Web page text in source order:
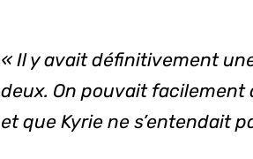
« Il y avait définitivement
deux. On pouvait
et que Kyrie ne s’entendait